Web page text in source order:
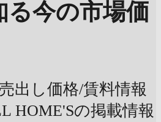
る今の市場価
出し価格/賃料情報
HOME'Sの掲載情報